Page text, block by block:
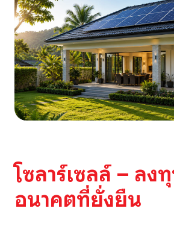
โซลาร์เซลล์ – ลง
อนาคตที่ยั่งยืน